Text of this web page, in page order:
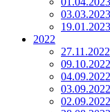
2022